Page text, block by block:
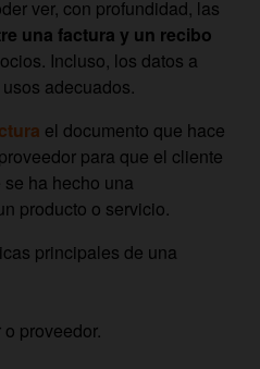
ver, con profundidad, las
una factura y un recibo
Incluso, los datos a
adecuados.
el documento que hace
para que el cliente
ha hecho una
producto o servicio.
principales de una
proveedor.